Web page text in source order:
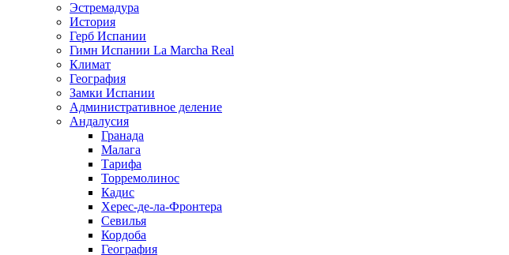
Эстремадура
История
Герб Испании
Гимн Испании La Marcha Real
Климат
География
Замки Испании
Административное деление
Андалусия
Гранада
Малага
Тарифа
Торремолинос
Кадис
Херес-де-ла-Фронтера
Севилья
Кордоба
География